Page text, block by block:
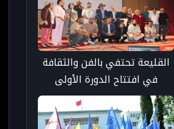
القليعة تحتفي بالفن والثقافة
في افتتاح الدورة الأولى
لملتقى القليعة للفنون